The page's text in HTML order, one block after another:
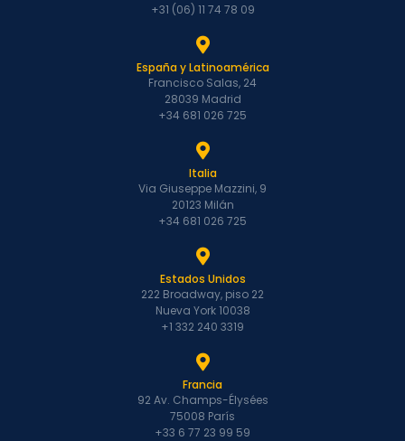
+31 (06) 11 74 78 09
España y Latinoamérica
Francisco Salas, 24
28039 Madrid
+34 681 026 725
Italia
Via Giuseppe Mazzini, 9
20123 Milán
+34 681 026 725
Estados Unidos
222 Broadway, piso 22
Nueva York 10038
+1 332 240 3319
Francia
92 Av. Champs-Élysées
75008 París
+33 6 77 23 99 59